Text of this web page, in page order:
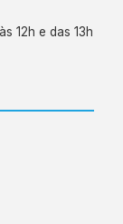
12h e das 13h